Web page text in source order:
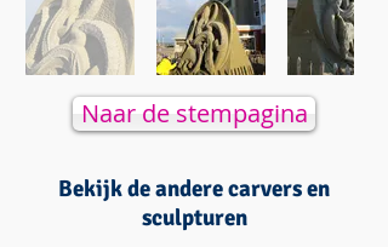
Naar de stempagina
Bekijk de andere carvers en
sculpturen